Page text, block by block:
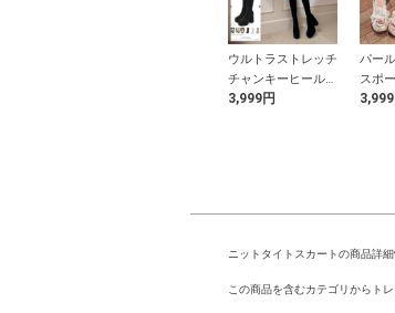
ウルトラストレッチ
チャンキーヒールロ
ングブーツ
3,999円
パー
スポ
3,999
ニットタイトスカートの商品詳細
この商品を含むカテゴリからト